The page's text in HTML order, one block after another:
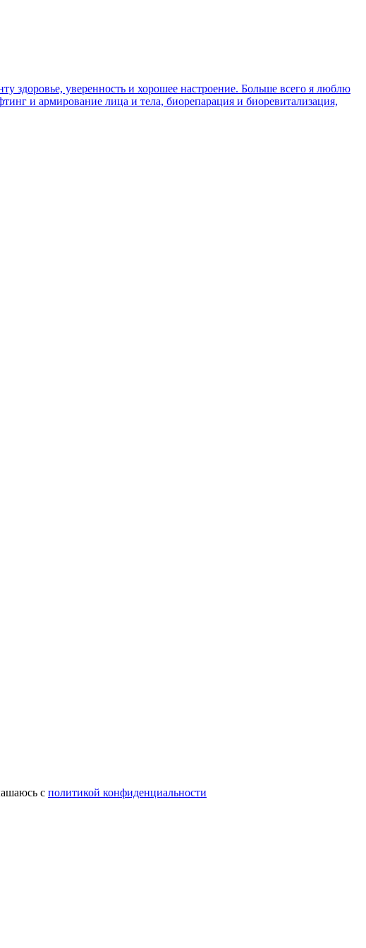
здоровье, уверенность и хорошее настроение. Больше всего я люблю
и армирование лица и тела, биорепарация и биоревитализация,
с политикой конфиденциальности